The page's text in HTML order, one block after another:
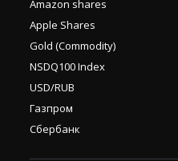
Amazon shares
Apple Shares
Gold (Commodity)
NSDQ100 Index
USD/RUB
Газпром
Сбербанк